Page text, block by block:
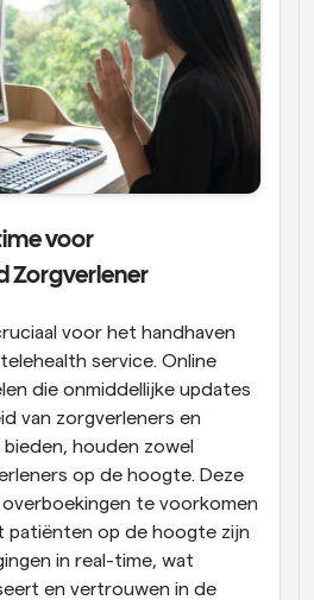
voor
Zorgverlener
voor het handhaven
service. Online
die onmiddellijke updates
van zorgverleners en
houden zowel
op de hoogte. Deze
te voorkomen
patiënten op de hoogte zijn
in real-time, wat
en vertrouwen in de